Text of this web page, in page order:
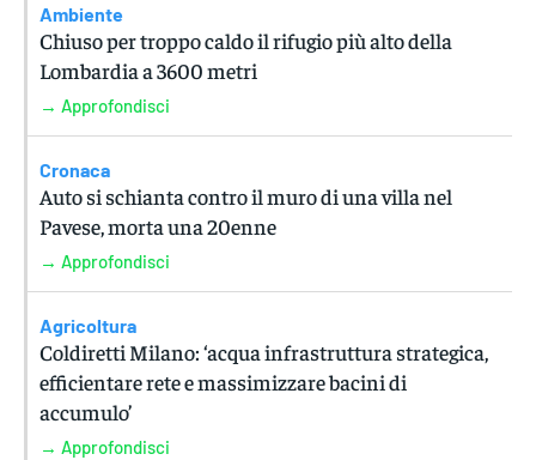
Ambiente
Chiuso per troppo caldo il rifugio più alto della
Lombardia a 3600 metri
→ Approfondisci
Cronaca
Auto si schianta contro il muro di una villa nel
Pavese, morta una 20enne
→ Approfondisci
Agricoltura
Coldiretti Milano: ‘acqua infrastruttura strategica,
efficientare rete e massimizzare bacini di
accumulo’
→ Approfondisci